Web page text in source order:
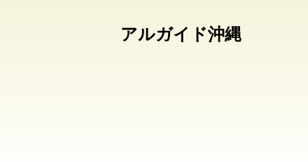
アルガイド沖縄